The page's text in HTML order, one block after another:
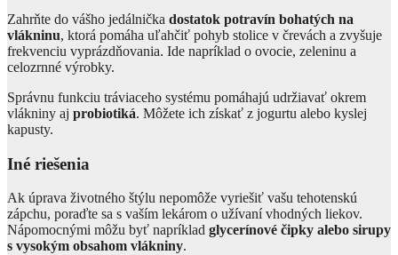
Zahrňte do vášho jedálnička dostatok potravín bohatých na
vlákninu, ktorá pomáha uľahčiť pohyb stolice v črevách a zvyšuje
frekvenciu vyprázdňovania. Ide napríklad o ovocie, zeleninu a
celozrnné výrobky.
Správnu funkciu tráviaceho systému pomáhajú udržiavať okrem
vlákniny aj probiotiká. Môžete ich získať z jogurtu alebo kyslej
kapusty.
Iné riešenia
Ak úprava životného štýlu nepomôže vyriešiť vašu tehotenskú
zápchu, poraďte sa s vaším lekárom o užívaní vhodných liekov.
Nápomocnými môžu byť napríklad glycerínové čipky alebo sirupy
s vysokým obsahom vlákniny.